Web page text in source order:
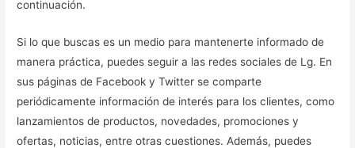
continuación.
Si lo que buscas es un medio para mantenerte informado de
manera práctica, puedes seguir a las redes sociales de Lg. En
sus páginas de Facebook y Twitter se comparte
periódicamente información de interés para los clientes, como
lanzamientos de productos, novedades, promociones y
ofertas, noticias, entre otras cuestiones. Además, puedes